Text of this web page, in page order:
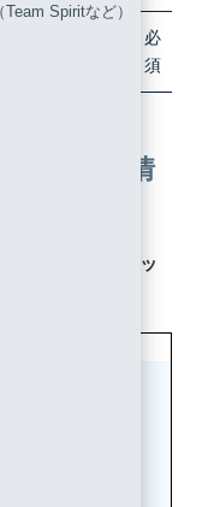
必
須
ロバイダ情
集する」をクリッ
Spiritなど）